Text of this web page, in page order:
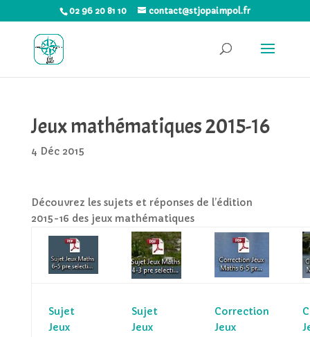
02 96 20 81 10 contact@stjopaimpol.fr
Jeux mathématiques 2015-16
4 Déc 2015
Découvrez les sujets et réponses de l’édition
2015-16 des jeux mathématiques
Sujet
Jeux
Sujet
Jeux
Correction
Jeux